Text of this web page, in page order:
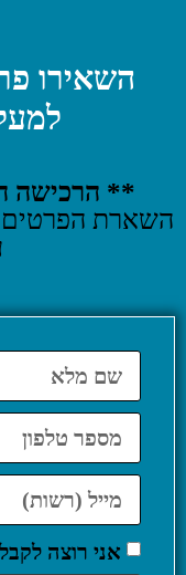
השאירו
** הרכישה
השארת הפרטים
אני רוצה